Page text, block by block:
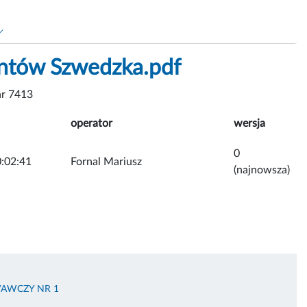
Szwedzka.pdf
7413
operator wersja
Fornal Mariusz
0
(najnowsza)
NR 1